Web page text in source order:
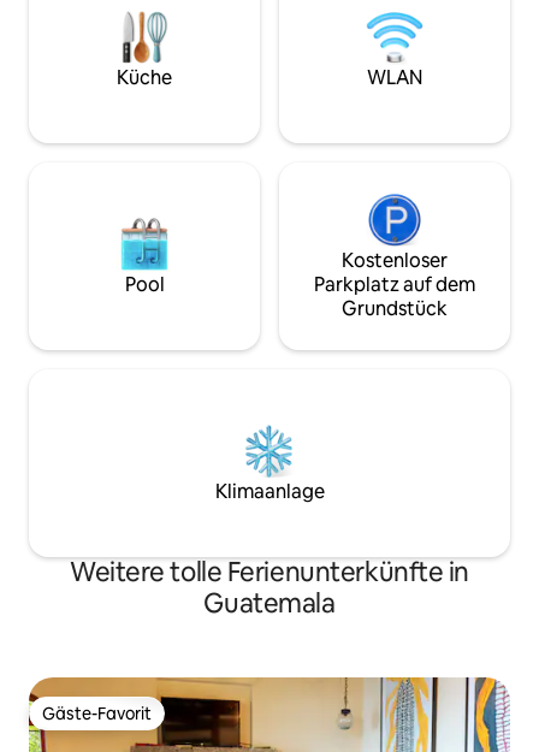
gehobenen Wohngegend, nur 5–7
Minuten mit dem Tuk-Tuk von den
Hauptdocks entfernt. 600 m² Garten,
Außenfeuerstelle, Glasfaser-WLAN,
Außenbereiche,
sonnen,
und die
köchin verfügbar.
Küche WLAN
Pool
Kostenloser
Parkplatz auf dem
Grundstück
Klimaanlage
Weitere tolle Ferienunterkünfte in
Guatemala
Gäste-Favorit
Gäste-Favorit